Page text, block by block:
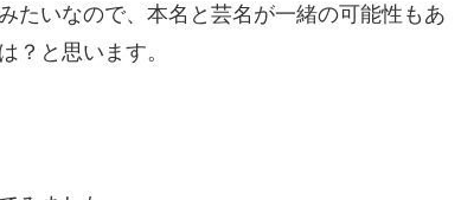
たいなので、本名と芸名が一緒の可能性もあ
？と思います。